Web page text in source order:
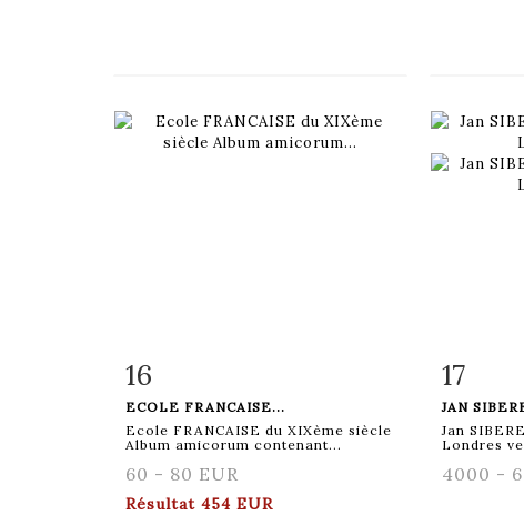
Fiche détaillée
16
ECOLE FRANCAISE...
Ecole FRANCAISE du XIXème siècle
Album amicorum contenant...
60 - 80 EUR
Résultat 454 EUR
Fiche
17
JAN
Jan
Londres
4000 -